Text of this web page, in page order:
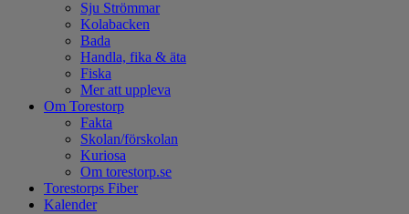
Sju Strömmar
Kolabacken
Bada
Handla, fika & äta
Fiska
Mer att uppleva
Om Torestorp
Fakta
Skolan/förskolan
Kuriosa
Om torestorp.se
Torestorps Fiber
Kalender